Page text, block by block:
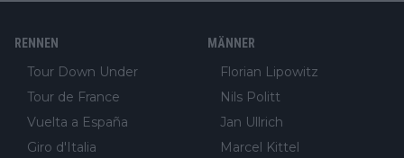
RENNEN
Tour Down Under
Tour de France
Vuelta a España
Giro d'Italia
MÄNNER
Florian Lipowitz
Nils Politt
Jan Ullrich
Marcel Kittel